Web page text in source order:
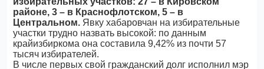
районе, 3 – в Краснофлотском, 5 – в
Центральном. Явку хабаровчан на избирательные
участки трудно назвать высокой: по данным
крайизбиркома она составила 9,42% из почти 57
тысяч избирателей.
В числе первых свой гражданский долг исполнил мэр